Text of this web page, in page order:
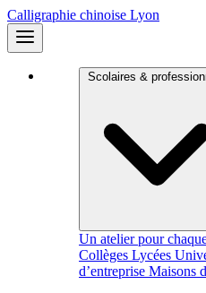
Calligraphie chinoise Lyon
Scolaires &
Un atelier pour
Collèges Lycées
d’entreprise Maisons